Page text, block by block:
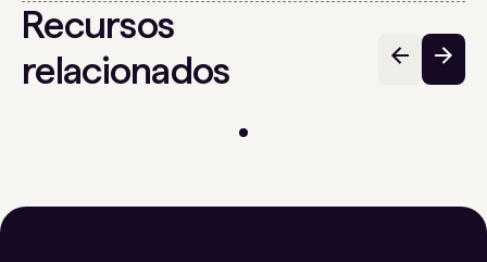
Recursos
relacionados